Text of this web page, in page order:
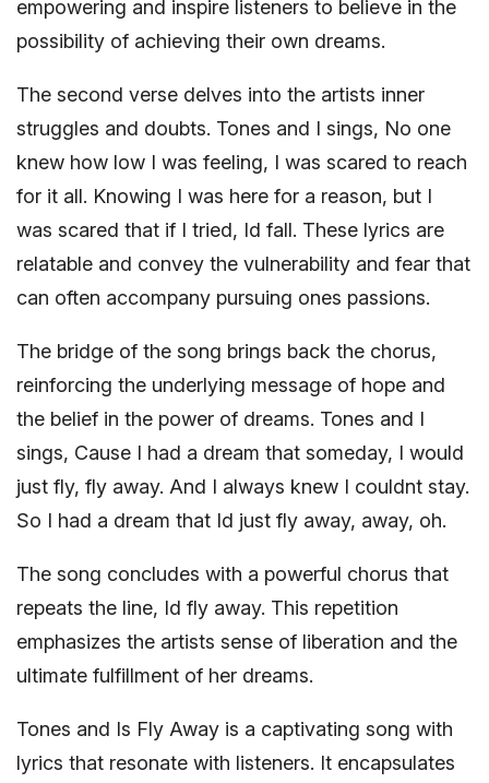
empowering and inspire listeners to believe in the
possibility of achieving their own dreams.
The second verse delves into the artists inner
struggles and doubts. Tones and I sings, No one
knew how low I was feeling, I was scared to reach
for it all. Knowing I was here for a reason, but I
was scared that if I tried, Id fall. These lyrics are
relatable and convey the vulnerability and fear that
can often accompany pursuing ones passions.
The bridge of the song brings back the chorus,
reinforcing the underlying message of hope and
the belief in the power of dreams. Tones and I
sings, Cause I had a dream that someday, I would
just fly, fly away. And I always knew I couldnt stay.
So I had a dream that Id just fly away, away, oh.
The song concludes with a powerful chorus that
repeats the line, Id fly away. This repetition
emphasizes the artists sense of liberation and the
ultimate fulfillment of her dreams.
Tones and Is Fly Away is a captivating song with
lyrics that resonate with listeners. It encapsulates